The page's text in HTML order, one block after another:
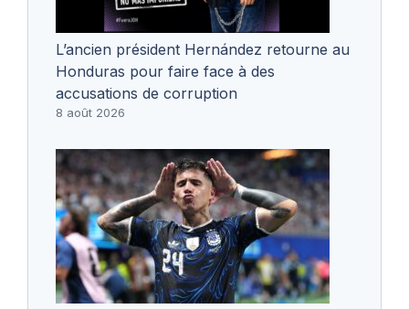
L’ancien président Hernández retourne au
Honduras pour faire face à des
accusations de corruption
8 août 2026